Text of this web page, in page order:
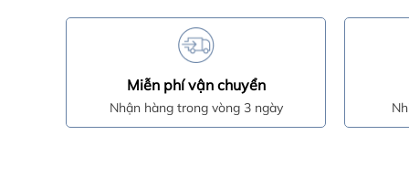
Miễn phí vận chuyển
Nhận hàng trong vòng 3 ngày